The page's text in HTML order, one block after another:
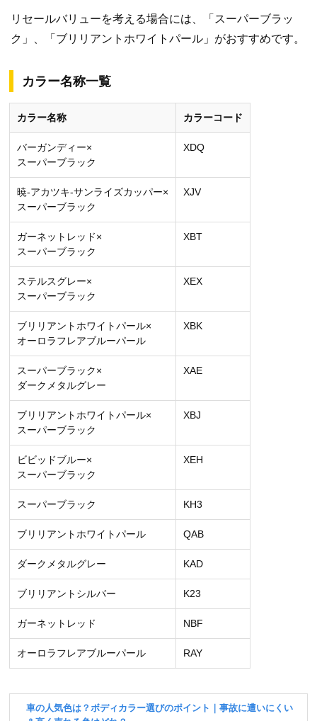
リセールバリューを考える場合には、「スーパーブラッ
ク」、「ブリリアントホワイトパール」がおすすめです。
カラー名称一覧
カラー名称 カラーコード
バーガンディー×
スーパーブラック
XDQ
暁-アカツキ-サンライズカッパー×
スーパーブラック
XJV
ガーネットレッド×
スーパーブラック
XBT
ステルスグレー×
スーパーブラック
XEX
ブリリアントホワイトパール×
オーロラフレアブルーパール
XBK
スーパーブラック×
ダークメタルグレー
XAE
ブリリアントホワイトパール×
スーパーブラック
XBJ
ビビッドブルー×
スーパーブラック
XEH
スーパーブラック KH3
ブリリアントホワイトパール QAB
ダークメタルグレー KAD
ブリリアントシルバー K23
ガーネットレッド NBF
オーロラフレアブルーパール RAY